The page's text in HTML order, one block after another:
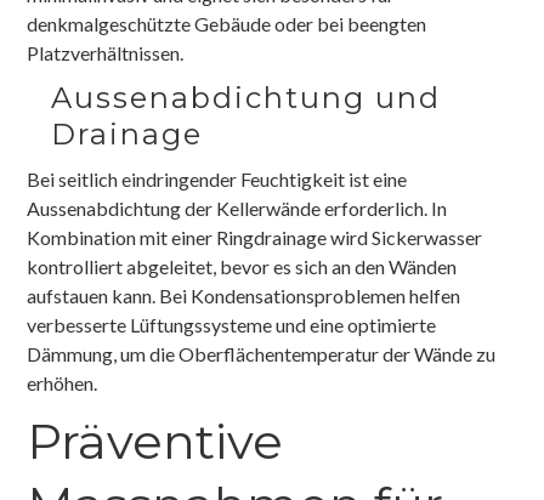
denkmalgeschützte Gebäude oder bei beengten
Platzverhältnissen.
Aussenabdichtung und
Drainage
Bei seitlich eindringender Feuchtigkeit ist eine
Aussenabdichtung der Kellerwände erforderlich. In
Kombination mit einer Ringdrainage wird Sickerwasser
kontrolliert abgeleitet, bevor es sich an den Wänden
aufstauen kann. Bei Kondensationsproblemen helfen
verbesserte Lüftungssysteme und eine optimierte
Dämmung, um die Oberflächentemperatur der Wände zu
erhöhen.
Präventive